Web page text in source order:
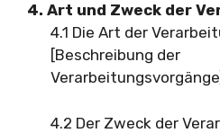
4. Art und Zweck der
4.1 Die Art der
[Beschreibung der
4.2 Der Zweck der